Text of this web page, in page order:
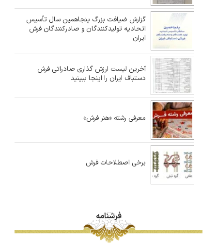
گزارش ضیافت بزرگ پنجاهمین سال تأسیس
اتحادیه تولیدکنندگان و صادرکنندگان فرش
ایران
آخرین لیست ارزش گذاری صادراتی فرش
دستباف ایران را اینجا ببینید
معرفی رشته «هنر فرش»
برخی اصطلاحات فرش
فرشنامه